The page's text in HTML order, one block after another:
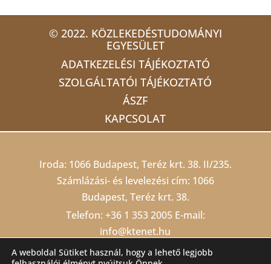
© 2022. KÖZLEKEDÉSTUDOMÁNYI
EGYESÜLET
ADATKEZELÉSI TÁJÉKOZTATÓ
SZOLGÁLTATÓI TÁJÉKOZTATÓ
ÁSZF
KAPCSOLAT
Iroda: 1066 Budapest, Teréz krt. 38. II/235.
Számlázási- és levelezési cím: 1066
Budapest, Teréz krt. 38.
Telefon: +36 1 353 2005 E-mail:
info@ktenet.hu
Adószám: 19815709-2-42 Cégjegyzékszám:
A weboldal Sütiket használ, hogy a lehető legjobb